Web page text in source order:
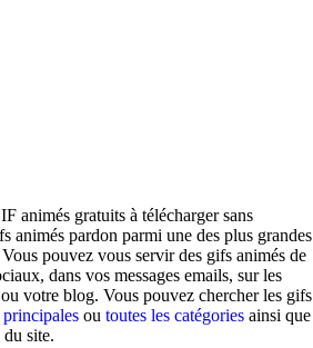
animés gratuits à télécharger sans
animés pardon parmi une des plus grandes
pouvez vous servir des gifs animés de
dans vos messages emails, sur les
votre blog. Vous pouvez chercher les gifs
principales ou toutes les catégories ainsi que
du site.